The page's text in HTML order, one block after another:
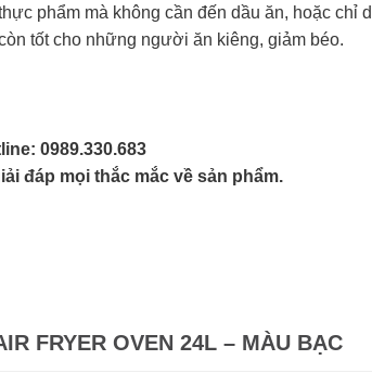
phẩm mà không cần đến dầu ăn, hoặc
tốt cho những người ăn kiêng, giảm béo.
0989.330.683
đáp mọi thắc mắc về sản phẩm.
FRYER OVEN 24L – MÀU BẠC